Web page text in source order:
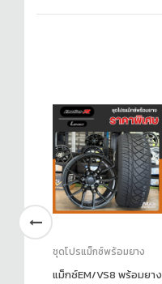
ชุดโปรแม็กซ์พร้อมยาง
แม็กซ์EM/VS8 พร้อมยาง